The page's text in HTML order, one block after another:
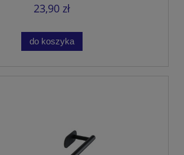
23,90 zł
do koszyka